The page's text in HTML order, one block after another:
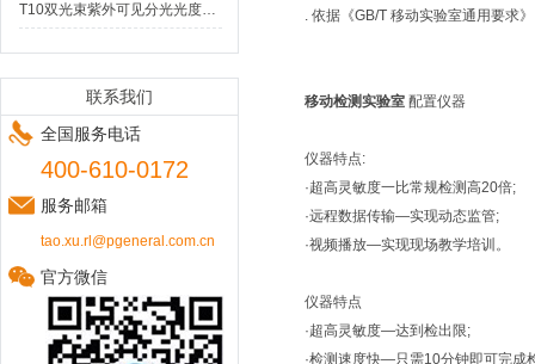
T10双光束紫外可见分光光度计的设计特点与优势
联系我们
全国服务电话
400-610-0172
服务邮箱
tao.xu.rl@pgeneral.com.cn
官方微信
. 依据《GB/T 移动实验室通用要求
移动检测实验室 配置仪器
仪器特点:
·超高灵敏度一比常规检测高20倍;
·远程数据传输—实现动态监管;
·视频播放—实现现场教学培训。
仪器特点
·超高灵敏度—达到检出限;
·检测速度快—只需10分钟即可完成